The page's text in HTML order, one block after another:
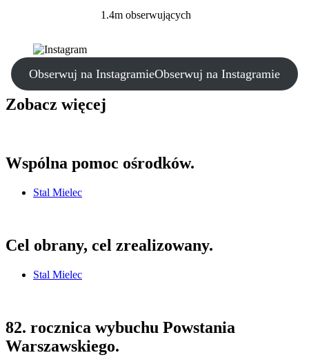
1.4m obserwujących
Obserwuj na InstagramieObserwuj na Instagramie
Zobacz więcej
Wspólna pomoc ośrodków.
Stal Mielec
Cel obrany, cel zrealizowany.
Stal Mielec
82. rocznica wybuchu Powstania
Warszawskiego.